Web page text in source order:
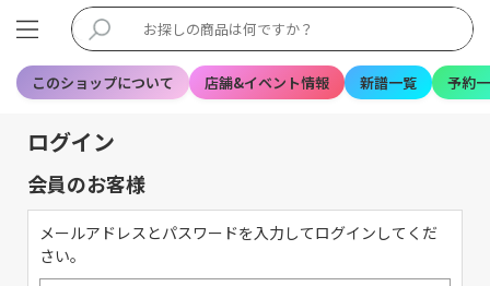
このショップについて 店舗&イベント情報 新譜一覧 予約
ログイン
会員のお客様
メールアドレスとパスワードを入力してログインしてくだ
さい。